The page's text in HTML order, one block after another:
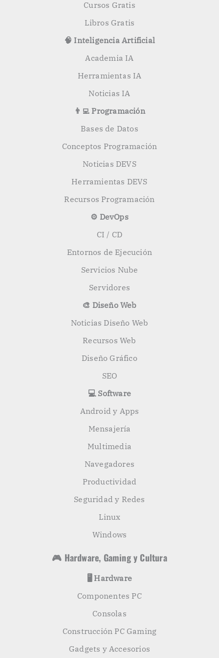
Cursos Gratis
Libros Gratis
🧠 Inteligencia Artificial
Academia IA
Herramientas IA
Noticias IA
👨‍💻 Programación
Bases de Datos
Conceptos Programación
Noticias DEVS
Herramientas DEVS
Recursos Programación
⚙️ DevOps
CI / CD
Entornos de Ejecución
Servicios Nube
Servidores
🎨 Diseño Web
Noticias Diseño Web
Recursos Web
Diseño Gráfico
SEO
💻 Software
Android y Apps
Mensajería
Multimedia
Navegadores
Productividad
Seguridad y Redes
Linux
Windows
🎮 Hardware, Gaming y Cultura
🖥️ Hardware
Componentes PC
Consolas
Construcción PC Gaming
Gadgets y Accesorios